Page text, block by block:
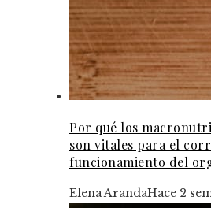
Por qué los
son vitales para el
funcionamiento del
Elena ArandaHace 2